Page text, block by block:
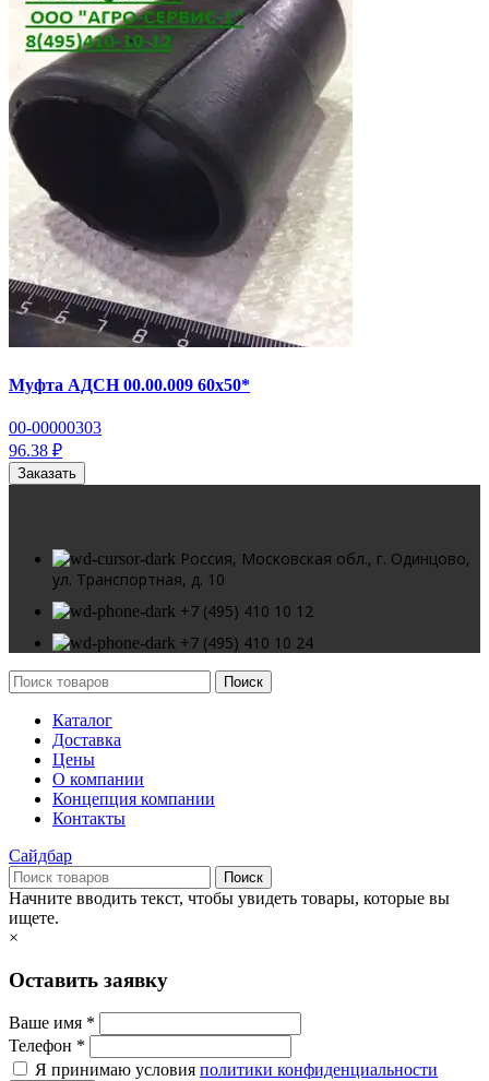
Муфта АДСН 00.00.009 60х50*
00-00000303
96.38 ₽
Заказать
Россия, Московская обл., г. Одинцово,
ул. Транспортная, д. 10
+7 (495) 410 10 12
+7 (495) 410 10 24
Поиск
Каталог
Доставка
Цены
О компании
Концепция компании
Контакты
Сайдбар
Поиск
Начните вводить текст, чтобы увидеть товары, которые вы
ищете.
×
Оставить заявку
Ваше имя *
Телефон *
Я принимаю условия политики конфиденциальности